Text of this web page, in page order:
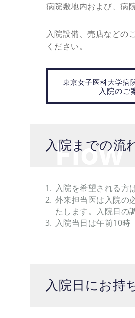
病院敷地内および、病
入院設備、売店などの
ください。
東京女子医科大学病
入院のご
入院までの流
Flow
入院を希望される方
外来担当医は入院の
たします。入院日の
入院当日は午前10時
入院日にお持